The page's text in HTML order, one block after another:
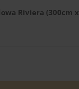
Riviera (300cm x